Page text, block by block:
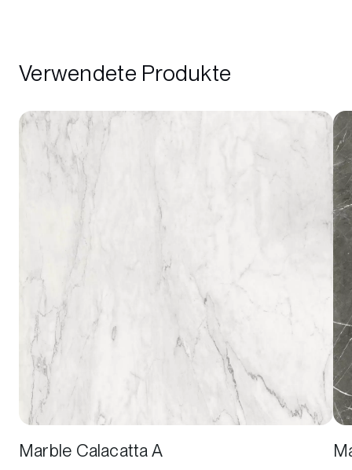
Verwendete Produkte
Marble Calacatta A